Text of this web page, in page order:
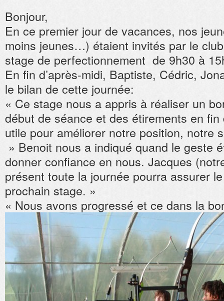
Bonjour,
En ce premier jour de vacances, nos
moins jeunes…) étaient invités par le
stage de perfectionnement de 9h30 à
En fin d’après-midi, Baptiste, Cédric,
le bilan de cette journée:
« Ce stage nous a appris à réaliser un
début de séance et des étirements en
utile pour améliorer notre position, notre
» Benoit nous a indiqué quand le geste
donner confiance en nous. Jacques
présent toute la journée pourra assurer
prochain stage. »
« Nous avons progressé et ce dans la